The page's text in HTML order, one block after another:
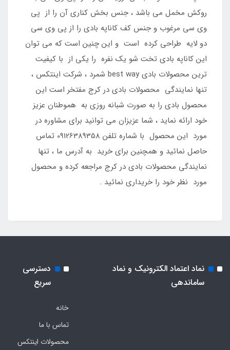
روکش مخمل می باشد ، جنس بخش کناری آن را از پی
وی سی مرغوب و جنس کف کاناپه بادی را از پی وی سی
دو لایه طراحی کرده است و این چنین است که می توان
این کاناپه بادی تخت شو یک نفره را یکی از با کیفیت
ترین محصولات بادی best way شمرد ، شرکت اینتکس ،
تنها نمایندگی محصولات بادی در کرج مفتخر است این
محصول بادی را به صورت شبانه روزی به هموطنان عزیز
خود ارائه نماید ، شما عزیزان می توانید برای مشاوره در
مورد این محصول با شماره تلفن 09126389358 تماس
حاصل نمائید و همچنین برای خرید به آدرس ما ، تنها
نمایندگی محصولات بادی در کرج مراجعه کرده و محصول
مورد نظر خود را خریداری نمائید .
نماد اعتماد الکترونیک و نماد
ساماندهی
دسترسی
سریع
خانه
تماس با ما
محصولات اینتکس